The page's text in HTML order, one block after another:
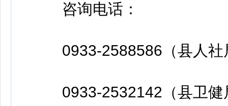
咨询电话：
0933-2588586（县人社
0933-2532142（县卫健